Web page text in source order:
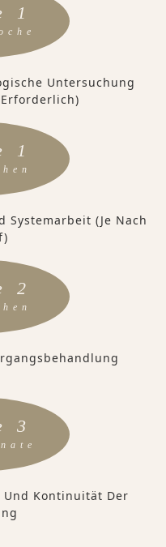
1
Untersuchung
1
Systemarbeit (je Nach
2
3
Kontinuität Der